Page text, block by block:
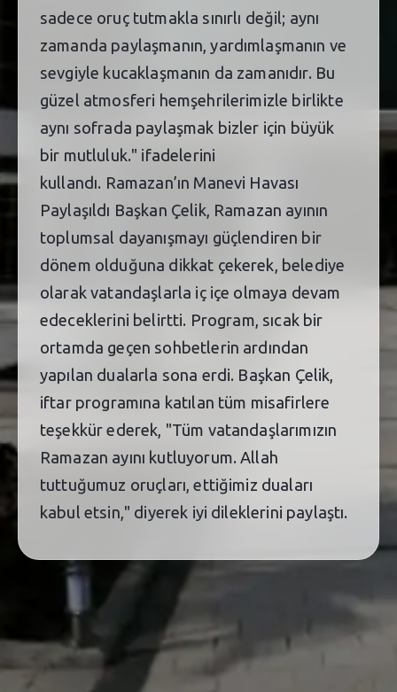
sadece oruç tutmakla sınırlı değil; aynı
zamanda paylaşmanın, yardımlaşmanın ve
sevgiyle kucaklaşmanın da zamanıdır. Bu
güzel atmosferi hemşehrilerimizle birlikte
aynı sofrada paylaşmak bizler için büyük
bir mutluluk." ifadelerini
kullandı. Ramazan’ın Manevi Havası
Paylaşıldı Başkan Çelik, Ramazan ayının
toplumsal dayanışmayı güçlendiren bir
dönem olduğuna dikkat çekerek, belediye
olarak vatandaşlarla iç içe olmaya devam
edeceklerini belirtti. Program, sıcak bir
ortamda geçen sohbetlerin ardından
yapılan dualarla sona erdi. Başkan Çelik,
iftar programına katılan tüm misafirlere
teşekkür ederek, "Tüm vatandaşlarımızın
Ramazan ayını kutluyorum. Allah
tuttuğumuz oruçları, ettiğimiz duaları
kabul etsin," diyerek iyi dileklerini paylaştı.